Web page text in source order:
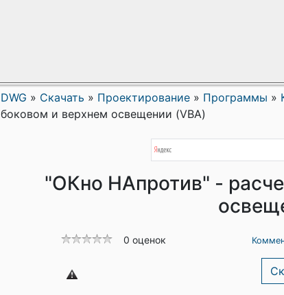
DWG » Скачать » Проектирование » Программы »
боковом и верхнем освещении (VBA)
"ОКно НАпротив" -
0 оценок